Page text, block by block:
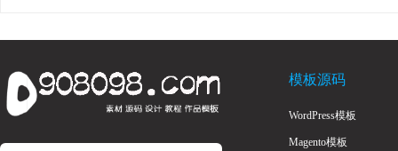
模板源码
WordPress模板
Magento模板